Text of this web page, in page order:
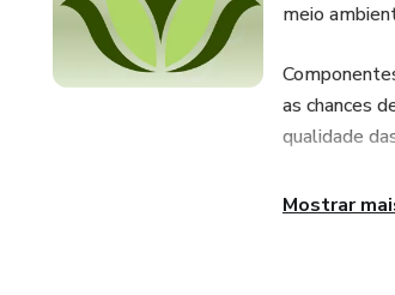
meio
as chances
qualidade
Como
Mostrar